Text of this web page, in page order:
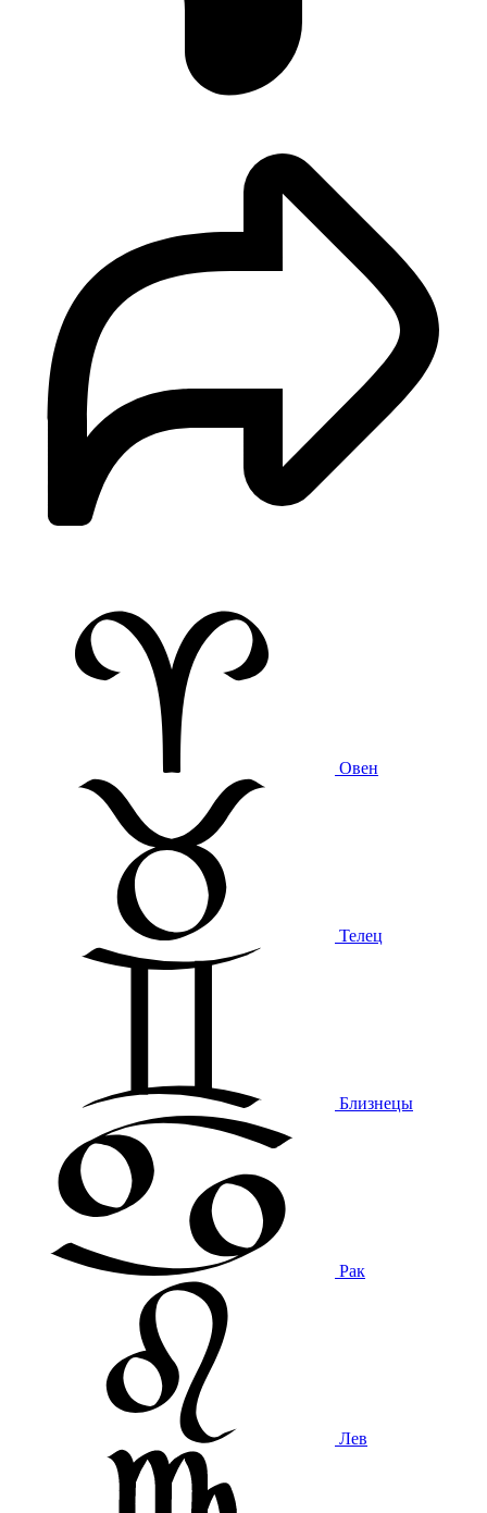
Овен
Телец
Близнецы
Рак
Лев